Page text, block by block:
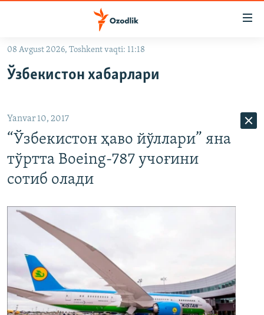
Асосий
Қидиришга
ўтинг
OZODLIK SURISHTIRUVLARI
На русском
ИЖТИМОИЙ ТАРМОҚЛАР
Озодлик бошқа тилларда
08 Avgust 2026, Toshkent vaqti: 11:18
Ўзбекистон хабарлари
Yanvar 10, 2017
“Ўзбекистон ҳаво йўллари” яна
тўртта Boeing-787 учоғини
сотиб олади